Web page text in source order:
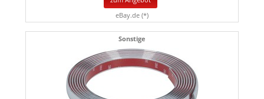
eBay.de (*)
Sonstige